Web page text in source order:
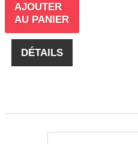
AJOUTER
AU PANIER
DÉTAILS